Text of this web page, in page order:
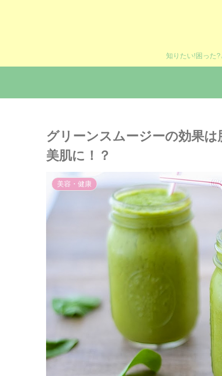
知りたい!困った
グリーンスムージーの効果
美肌に！？
美容・健康